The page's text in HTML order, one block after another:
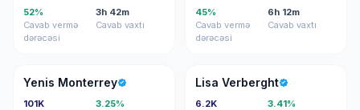
52%
Cavab vermə
dərəcəsi
3h 42m
Cavab vaxtı
45%
Cavab vermə
dərəcəsi
6h 12m
Cavab vaxtı
YM
Yenis Monterrey
101K
3.25%
LV
Lisa Verberght
6.2K
3.41%